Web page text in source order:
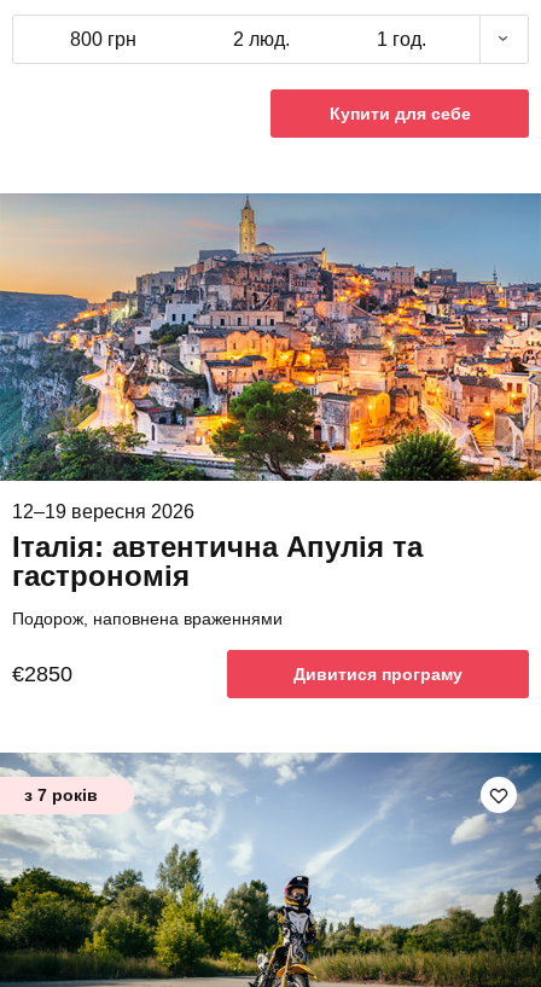
800 грн 2 люд. 1 год.
Купити для себе
12–19 вересня 2026
Італія: автентична Апулія та
гастрономія
Подорож, наповнена враженнями
€2850 Дивитися програму
з 7 років